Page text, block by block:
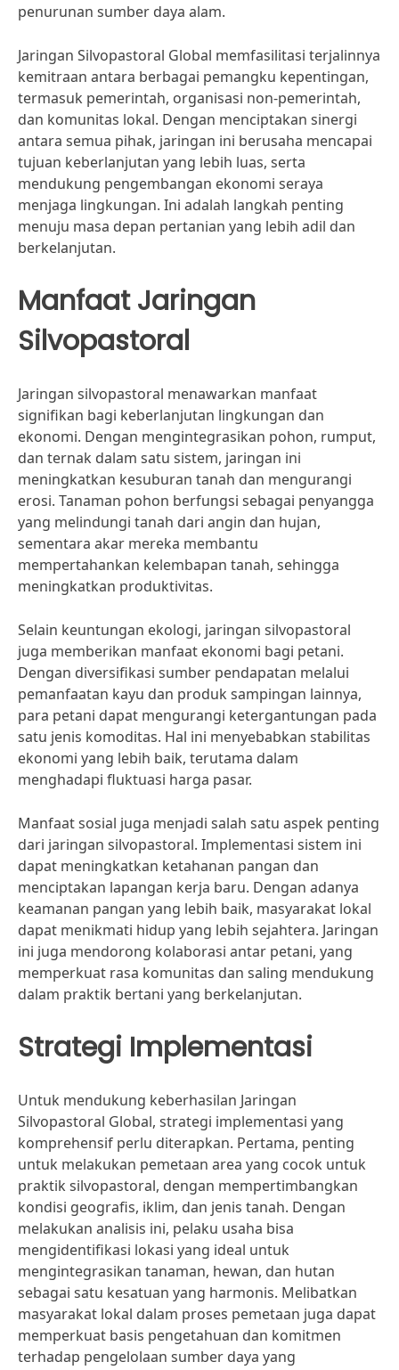
penurunan sumber daya alam.
Jaringan Silvopastoral Global memfasilitasi terjalinnya
kemitraan antara berbagai pemangku kepentingan,
termasuk pemerintah, organisasi non-pemerintah,
dan komunitas lokal. Dengan menciptakan sinergi
antara semua pihak, jaringan ini berusaha mencapai
tujuan keberlanjutan yang lebih luas, serta
mendukung pengembangan ekonomi seraya
menjaga lingkungan. Ini adalah langkah penting
menuju masa depan pertanian yang lebih adil dan
berkelanjutan.
Manfaat Jaringan
Silvopastoral
Jaringan silvopastoral menawarkan manfaat
signifikan bagi keberlanjutan lingkungan dan
ekonomi. Dengan mengintegrasikan pohon, rumput,
dan ternak dalam satu sistem, jaringan ini
meningkatkan kesuburan tanah dan mengurangi
erosi. Tanaman pohon berfungsi sebagai penyangga
yang melindungi tanah dari angin dan hujan,
sementara akar mereka membantu
mempertahankan kelembapan tanah, sehingga
meningkatkan produktivitas.
Selain keuntungan ekologi, jaringan silvopastoral
juga memberikan manfaat ekonomi bagi petani.
Dengan diversifikasi sumber pendapatan melalui
pemanfaatan kayu dan produk sampingan lainnya,
para petani dapat mengurangi ketergantungan pada
satu jenis komoditas. Hal ini menyebabkan stabilitas
ekonomi yang lebih baik, terutama dalam
menghadapi fluktuasi harga pasar.
Manfaat sosial juga menjadi salah satu aspek penting
dari jaringan silvopastoral. Implementasi sistem ini
dapat meningkatkan ketahanan pangan dan
menciptakan lapangan kerja baru. Dengan adanya
keamanan pangan yang lebih baik, masyarakat lokal
dapat menikmati hidup yang lebih sejahtera. Jaringan
ini juga mendorong kolaborasi antar petani, yang
memperkuat rasa komunitas dan saling mendukung
dalam praktik bertani yang berkelanjutan.
Strategi Implementasi
Untuk mendukung keberhasilan Jaringan
Silvopastoral Global, strategi implementasi yang
komprehensif perlu diterapkan. Pertama, penting
untuk melakukan pemetaan area yang cocok untuk
praktik silvopastoral, dengan mempertimbangkan
kondisi geografis, iklim, dan jenis tanah. Dengan
melakukan analisis ini, pelaku usaha bisa
mengidentifikasi lokasi yang ideal untuk
mengintegrasikan tanaman, hewan, dan hutan
sebagai satu kesatuan yang harmonis. Melibatkan
masyarakat lokal dalam proses pemetaan juga dapat
memperkuat basis pengetahuan dan komitmen
terhadap pengelolaan sumber daya yang